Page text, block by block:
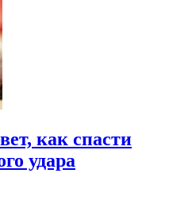
как спасти
удара